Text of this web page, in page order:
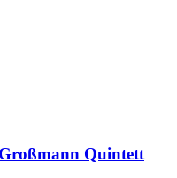
Quintett